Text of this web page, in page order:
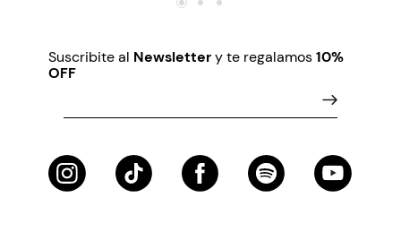
Suscribite al Newslettery te regalamos10%
OFF